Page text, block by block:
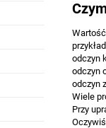
odczyn
odczyn
odczyn
Wiele
Przy